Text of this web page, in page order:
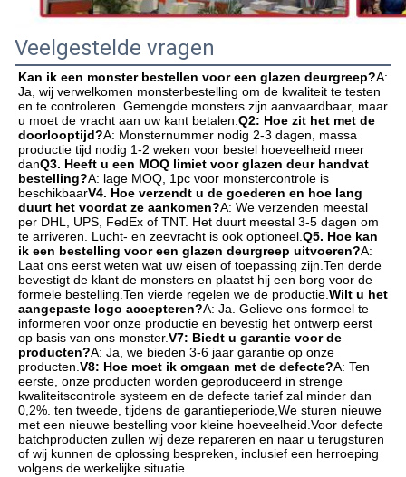
Veelgestelde vragen
Kan ik een monster bestellen voor een glazen deurgreep?A:
Ja, wij verwelkomen monsterbestelling om de kwaliteit te testen
en te controleren. Gemengde monsters zijn aanvaardbaar, maar
u moet de vracht aan uw kant betalen.Q2: Hoe zit het met de
doorlooptijd?A: Monsternummer nodig 2-3 dagen, massa
productie tijd nodig 1-2 weken voor bestel hoeveelheid meer
danQ3. Heeft u een MOQ limiet voor glazen deur handvat
bestelling?A: lage MOQ, 1pc voor monstercontrole is
beschikbaarV4. Hoe verzendt u de goederen en hoe lang
duurt het voordat ze aankomen?A: We verzenden meestal
per DHL, UPS, FedEx of TNT. Het duurt meestal 3-5 dagen om
te arriveren. Lucht- en zeevracht is ook optioneel.Q5. Hoe kan
ik een bestelling voor een glazen deurgreep uitvoeren?A:
Laat ons eerst weten wat uw eisen of toepassing zijn.Ten derde
bevestigt de klant de monsters en plaatst hij een borg voor de
formele bestelling.Ten vierde regelen we de productie.Wilt u het
aangepaste logo accepteren?A: Ja. Gelieve ons formeel te
informeren voor onze productie en bevestig het ontwerp eerst
op basis van ons monster.V7: Biedt u garantie voor de
producten?A: Ja, we bieden 3-6 jaar garantie op onze
producten.V8: Hoe moet ik omgaan met de defecte?A: Ten
eerste, onze producten worden geproduceerd in strenge
kwaliteitscontrole systeem en de defecte tarief zal minder dan
0,2%. ten tweede, tijdens de garantieperiode,We sturen nieuwe
met een nieuwe bestelling voor kleine hoeveelheid.Voor defecte
batchproducten zullen wij deze repareren en naar u terugsturen
of wij kunnen de oplossing bespreken, inclusief een herroeping
volgens de werkelijke situatie.